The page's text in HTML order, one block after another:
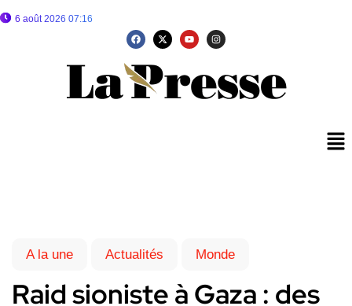
6 août 2026 07:16
A la une Actualités Monde
Raid sioniste à Gaza : des